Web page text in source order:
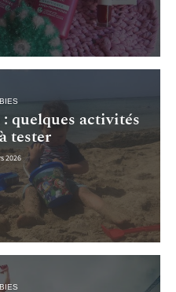
quelques activités
tester
2026